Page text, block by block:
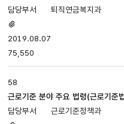
퇴직연금복지과
있음
2019.08.07
75,550
58
근로기준 분야 주요 법령(근로기준
근로기준정책과